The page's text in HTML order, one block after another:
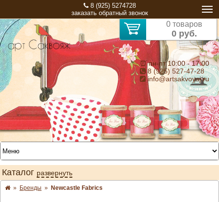
8 (925) 5274728
заказать обратный звонок
0 товаров
0 руб.
⏰ пн-пт 10:00 - 17:00
8 (925) 527-47-28
info@artsakvoyaj.ru
Каталог развернуть
» Бренды » Newcastle Fabrics